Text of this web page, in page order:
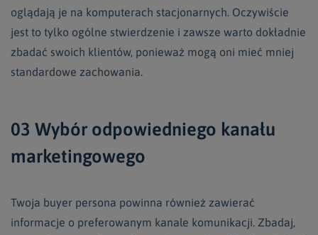
oglądają je na komputerach stacjonarnych. Oczywiście
jest to tylko ogólne stwierdzenie i zawsze warto dokładnie
zbadać swoich klientów, ponieważ mogą oni mieć mniej
standardowe zachowania.
03 Wybór odpowiedniego kanału
marketingowego
Twoja buyer persona powinna również zawierać
informacje o preferowanym kanale komunikacji. Zbadaj,